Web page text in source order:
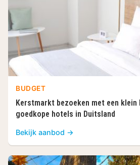
BUDGET
Kerstmarkt bezoeken met een klein
goedkope hotels in Duitsland
Bekijk aanbod →